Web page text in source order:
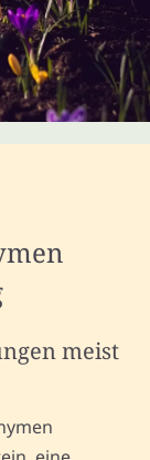
meist